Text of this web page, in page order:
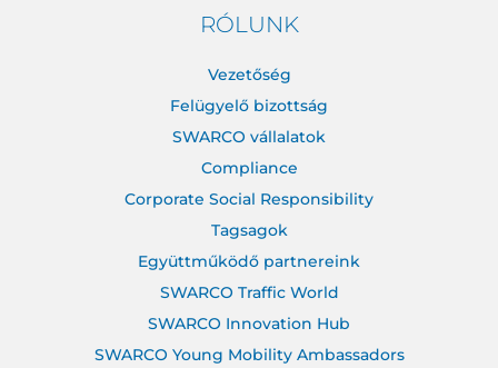
RÓLUNK
Vezetőség
Felügyelő bizottság
SWARCO vállalatok
Compliance
Corporate Social Responsibility
Tagsagok
Együttműködő partnereink
SWARCO Traffic World
SWARCO Innovation Hub
SWARCO Young Mobility Ambassadors